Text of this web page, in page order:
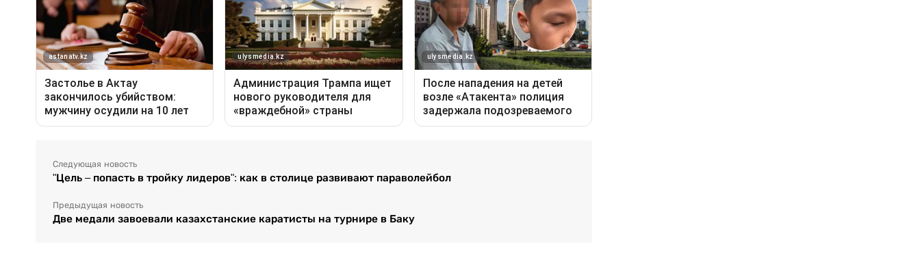
Следующая новость
"Цель – попасть в тройку лидеров": как в столице развивают параволейбол
Предыдущая новость
Две медали завоевали казахстанские каратисты на турнире в Баку